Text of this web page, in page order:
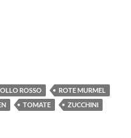
ROSSO
ROTE MURMEL
TOMATE ZUCCHINI